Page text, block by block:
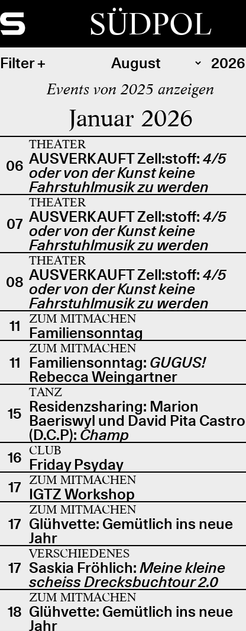
SÜDPOL
Filter
Events von 2025 anzeigen
Januar 2026
06
THEATER
AUSVERKAUFT Zell:stoff: 4/5
oder von der Kunst keine
Fahrstuhlmusik zu werden
07
THEATER
AUSVERKAUFT Zell:stoff: 4/5
oder von der Kunst keine
Fahrstuhlmusik zu werden
08
THEATER
AUSVERKAUFT Zell:stoff: 4/5
oder von der Kunst keine
Fahrstuhlmusik zu werden
11
ZUM MITMACHEN
Familiensonntag
11
ZUM MITMACHEN
Familiensonntag: GUGUS!
Rebecca Weingartner
15
TANZ
Residenzsharing: Marion
Baeriswyl und David Pita Castro
(D.C.P): Champ
16 CLUB
Friday Psyday
17 ZUM MITMACHEN
IGTZ Workshop
17
ZUM MITMACHEN
Glühvette: Gemütlich ins neue
Jahr
17
VERSCHIEDENES
Saskia Fröhlich: Meine kleine
scheiss Drecksbuchtour 2.0
18
ZUM MITMACHEN
Glühvette: Gemütlich ins neue
Jahr